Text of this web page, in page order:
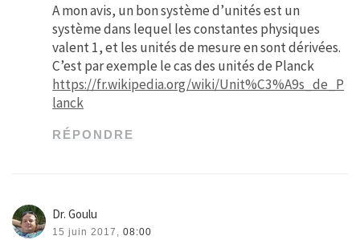
A mon avis, un bon système d’unités est un
système dans lequel les constantes physiques
valent 1, et les unités de mesure en sont dérivées.
C’est par exemple le cas des unités de Planck
https://fr.wikipedia.org/wiki/Unit%C3%A9s_de_P
lanck
RÉPONDRE
Dr. Goulu
15 juin 2017, 08:00